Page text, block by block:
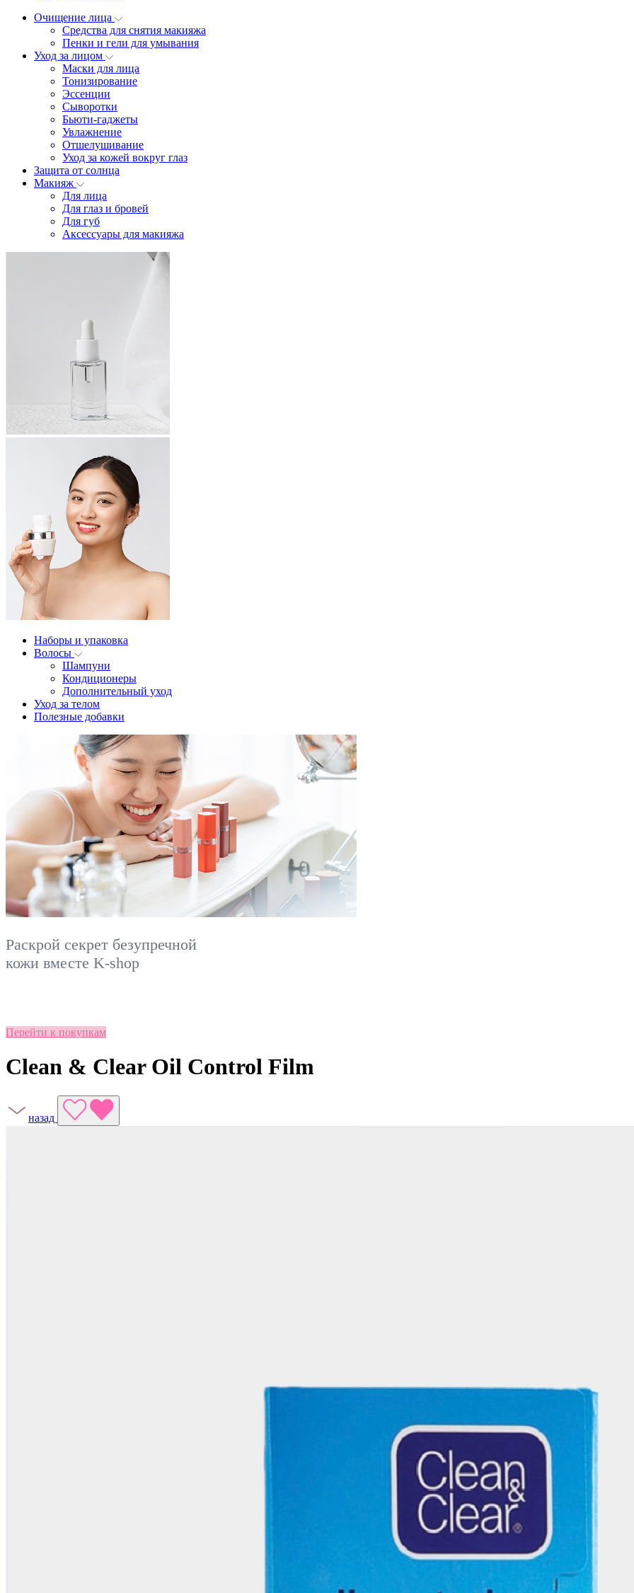
Очищение лица
Средства для снятия макияжа
Пенки и гели для умывания
Уход за лицом
Маски для лица
Тонизирование
Эссенции
Сыворотки
Бьюти-гаджеты
Увлажнение
Отшелушивание
Уход за кожей вокруг глаз
Защита от солнца
Макияж
Для лица
Для глаз и бровей
Для губ
Аксессуары для макияжа
Наборы и упаковка
Волосы
Шампуни
Кондиционеры
Дополнительный уход
Уход за телом
Полезные добавки
Раскрой секрет безупречной
кожи вместе K-shop
Перейти к покупкам
Clean & Clear Oil Control Film
назад